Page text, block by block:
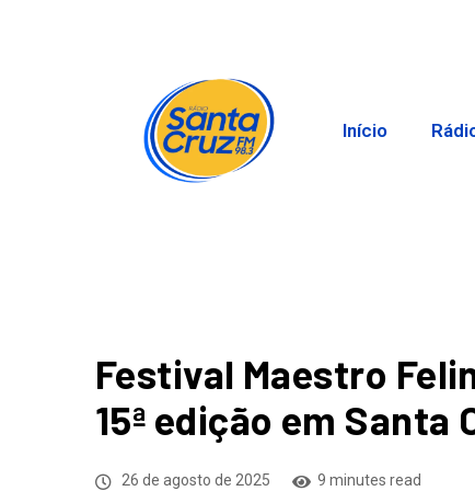
Início
Festival Maestro
15ª edição em Santa
26 de agosto de 2025 9 minutes read